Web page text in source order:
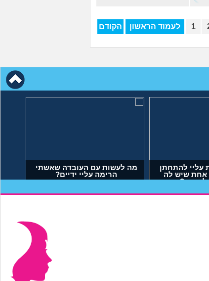
הקודם לעמוד הראשון 1
אמא שלי לוחצת עליי להתחתן
בשידוך עם כל אחת שיש לה
דופק, מה לעשות?